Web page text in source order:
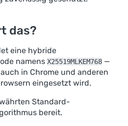
das?
eine hybride
namens X25519MLKEM768 —
in Chrome und anderen
eingesetzt wird.
Standard-
bereit.